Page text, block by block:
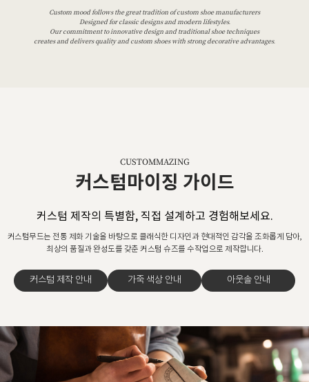
Custom mood follows the great tradition of custom shoe manufacturers
Designed for classic designs and modern lifestyles.
Our commitment to innovative design and traditional shoe techniques
creates and delivers quality and custom shoes with strong decorative advantages.
CUSTOMMAZING
커스텀마이징 가이드
커스텀 제작의 특별함, 직접 설계하고 경험해보세요.
커스텀무드는 전통 제화 기술을 바탕으로 클래식한 디자인과 현대적인 감각을 조화롭게 담아,
최상의 품질과 완성도를 갖춘 커스텀 슈즈를 수작업으로 제작합니다.
커스텀 제작 안내 가죽 색상 안내 아웃솔 안내